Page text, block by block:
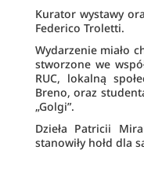
Kurator wystawy
Federico Troletti.
Wydarzenie miało
stworzone we
RUC, lokalną
Breno, oraz
„Golgi”.
Dzieła Patricii
stanowiły hołd dla